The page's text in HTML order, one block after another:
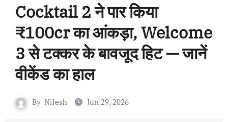
Cocktail 2 ने पार किया
₹100cr का आंकड़ा, Welcome
3 से टक्कर के बावजूद हिट — जानें
वीकेंड का हाल
By Nilesh Jun 29, 2026